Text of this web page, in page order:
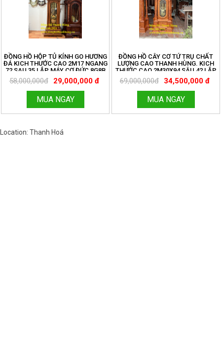
ĐỒNG HỒ HỘP TỦ KÍNH GO HƯƠNG
ĐÁ KICH THƯỚC CAO 2M17 NGANG
72 SAU 35 LẮP MÁY CƠ ĐỨC 8G8B
TẠ CƯỚC . ĐỒNG HỒ THANH HÙNG
LH 096.188.2921
58,000,000đ 29,000,000 đ
MUA NGAY
ĐỒNG HỒ CÂY CƠ TỨ TRỤ CHẤT
LƯỢNG CAO THANH HÙNG. KICH
THƯỚC CAO 2M30X94 SÂU 42 LẮP
MÁY CƠ ĐỨC 8G8B KÍNH LỒI . LH
096.188.2921
69,000,000đ 34,500,000 đ
MUA NGAY
Location: Thanh Hoá